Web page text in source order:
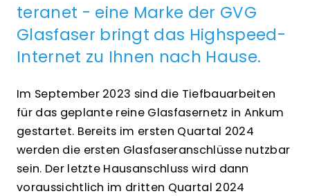
teranet - eine Marke der GVG
Glasfaser bringt das Highspeed-
Internet zu Ihnen nach Hause.
Im September 2023 sind die Tiefbauarbeiten
für das geplante reine Glasfasernetz in Ankum
gestartet. Bereits im ersten Quartal 2024
werden die ersten Glasfaseranschlüsse nutzbar
sein. Der letzte Hausanschluss wird dann
voraussichtlich im dritten Quartal 2024